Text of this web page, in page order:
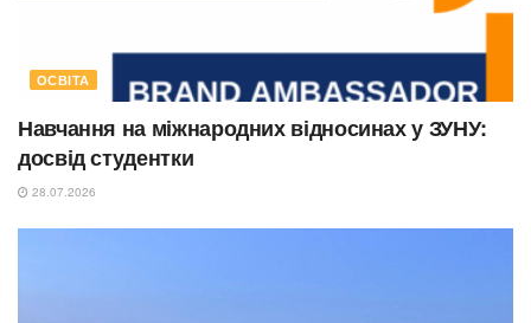
ОСВІТА
Навчання на міжнародних відносинах у ЗУНУ:
досвід студентки
28.07.2026